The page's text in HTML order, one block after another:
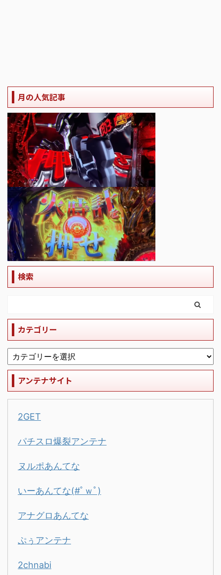
月の人気記事
検索
カテゴリー
アンテナサイト
2GET
パチスロ爆裂アンテナ
ヌルポあんてな
いーあんてな(#ﾟｗﾟ)
アナグロあんてな
ぷぅアンテナ
2chnabi